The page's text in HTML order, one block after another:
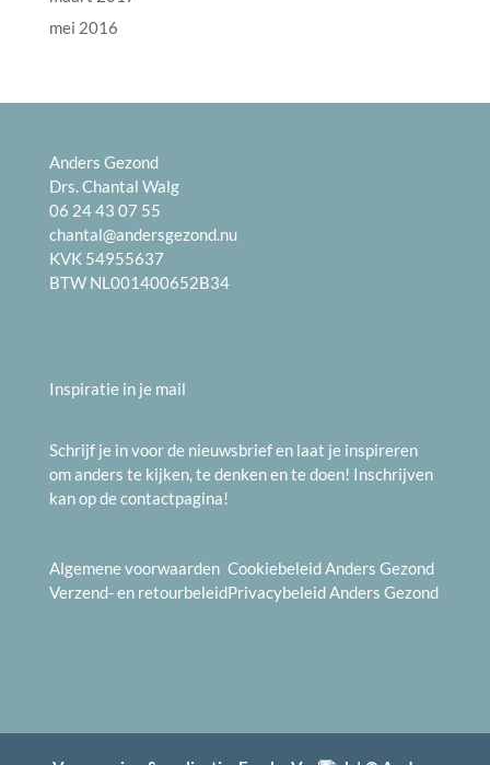
mei 2016
Anders Gezond
Drs. Chantal Walg
06 24 43 07 55
chantal@andersgezond.nu
KVK 54955637
BTW NL001400652B34
Inspiratie in je mail
Schrijf je in voor de nieuwsbrief en laat je inspireren
om anders te kijken, te denken en te doen! Inschrijven
kan op decontactpagina!
Algemene voorwaarden
Verzend- en retourbeleid
CookiebeleidAnders Gezond
PrivacybeleidAnders Gezond